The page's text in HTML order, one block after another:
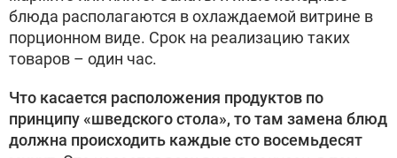
блюда располагаются в охлаждаемой витрине в
порционном виде. Срок на реализацию таких
товаров – один час.
Что касается расположения продуктов по
принципу «шведского стола», то там замена блюд
должна происходить каждые сто восемьдесят